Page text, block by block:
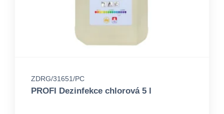
ZDRG/31651/PC
PROFI Dezinfekce chlorová 5 l